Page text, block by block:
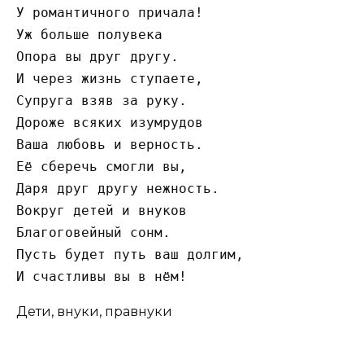
У романтичного причала!
Уж больше полувека
Опора вы друг другу.
И через жизнь ступаете,
Супруга взяв за руку.
Дороже всяких изумрудов
Ваша любовь и верность.
Её сберечь смогли вы,
Даря друг другу нежность.
Вокруг детей и внуков
Благоговейный сонм.
Пусть будет путь ваш долгим,
И счастливы вы в нём!
Дети, внуки, правнуки